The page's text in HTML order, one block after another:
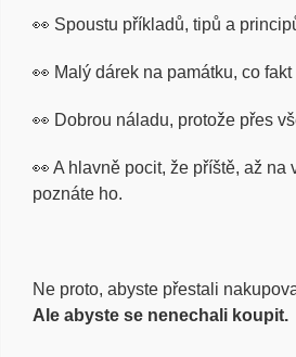
👀 Spoustu příkladů, tipů a
👀 Malý dárek na památku, co
👀 Dobrou náladu, protože přes
👀 A hlavně pocit, že příště, až
poznáte ho.
Ne proto, abyste přestali
Ale abyste se nenechali koupit.